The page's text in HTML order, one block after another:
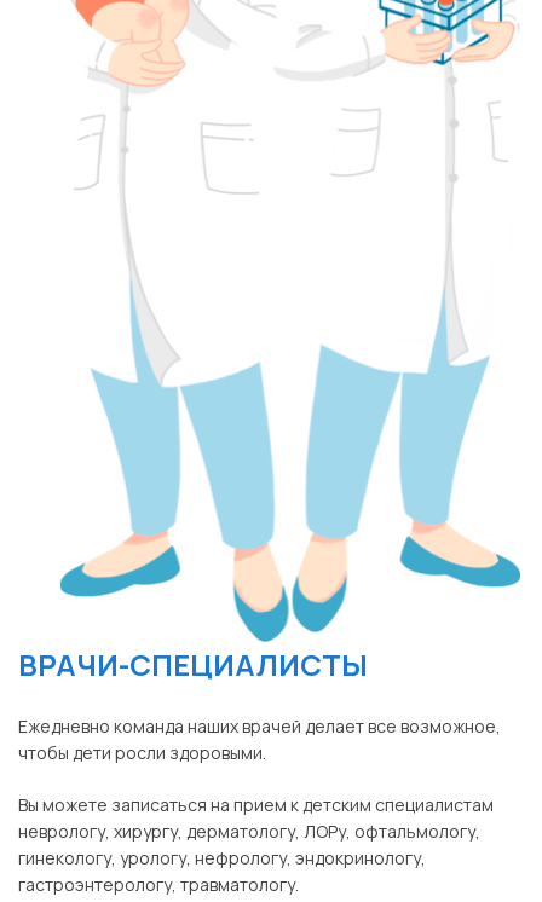
ВРАЧИ-СПЕЦИАЛИСТЫ
Ежедневно команда наших врачей делает все возможное,
чтобы дети росли здоровыми.
Вы можете записаться на прием к детским специалистам
неврологу, хирургу, дерматологу, ЛОРу, офтальмологу,
гинекологу, урологу, нефрологу, эндокринологу,
гастроэнтерологу, травматологу.